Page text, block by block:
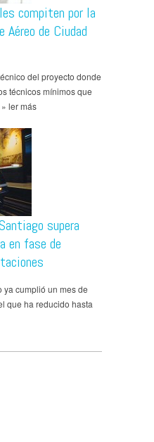
compiten por la
de Ciudad
del proyecto donde
técnicos mínimos que
ler más
supera
en fase de
ya cumplió un mes de
que ha reducido hasta